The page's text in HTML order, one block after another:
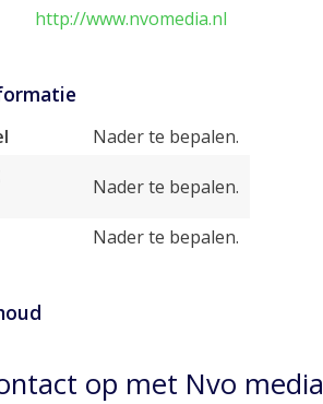
http://www.nvomedia.nl
Nader te bepalen.
Nader te bepalen.
Nader te bepalen.
op met Nvo media